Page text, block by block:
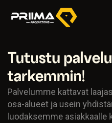
Tutustu
tarkemmin!
Palvelumme kattavat
osa-alueet ja usein
luodaksemme asiakkaalle